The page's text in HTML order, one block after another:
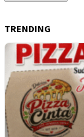
TRENDING